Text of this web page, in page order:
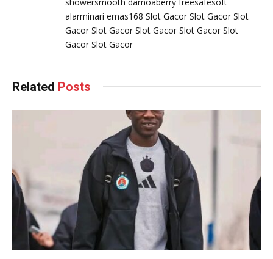
alarminari emas168 Slot Gacor Slot Gacor Slot
Gacor Slot Gacor Slot Gacor Slot Gacor Slot
Gacor Slot Gacor
Related Posts